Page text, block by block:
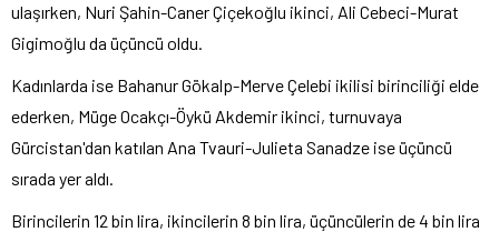
ulaşırken, Nuri Şahin-Caner Çiçekoğlu ikinci, Ali Cebeci-Murat
Gigimoğlu da üçüncü oldu.
Kadınlarda ise Bahanur Gökalp-Merve Çelebi ikilisi birinciliği elde
ederken, Müge Ocakçı-Öykü Akdemir ikinci, turnuvaya
Gürcistan'dan katılan Ana Tvauri-Julieta Sanadze ise üçüncü
sırada yer aldı.
Birincilerin 12 bin lira, ikincilerin 8 bin lira, üçüncülerin de 4 bin lira